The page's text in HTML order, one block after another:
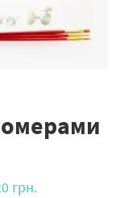
грн.